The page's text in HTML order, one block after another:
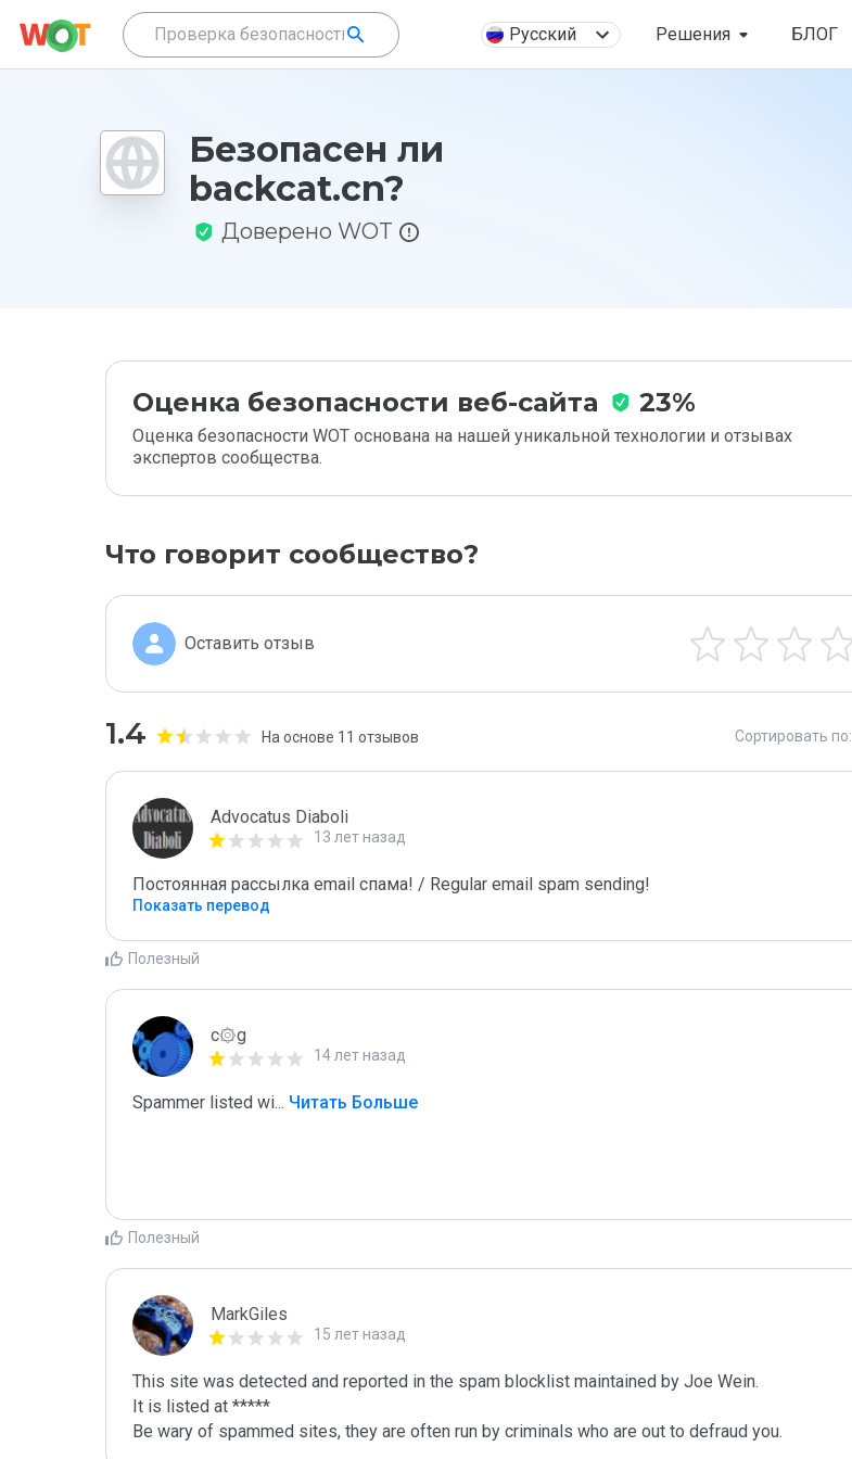
Русский Решения БЛОГ
Безопасен ли
backcat.cn?
Доверено WOT
Оценка безопасности веб-сайта 23%
Оценка безопасности WOT основана на нашей уникальной технологии и отзывах
экспертов сообщества.
Что говорит сообщество?
Оставить отзыв
1.4 На основе 11 отзывов Сортировать по:
Advocatus Diaboli
13 лет назад
Постоянная рассылка email спама! / Regular email spam sending!
Показать перевод
Полезный
c۞g
14 лет назад
Spammer listed wi... Читать Больше
Полезный
MarkGiles
15 лет назад
This site was detected and reported in the spam blocklist maintained by Joe Wein.
It is listed at *****
Be wary of spammed sites, they are often run by criminals who are out to defraud you.